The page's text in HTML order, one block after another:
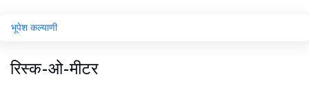
भूपेश कल्याणी
रिस्क-ओ-मीटर